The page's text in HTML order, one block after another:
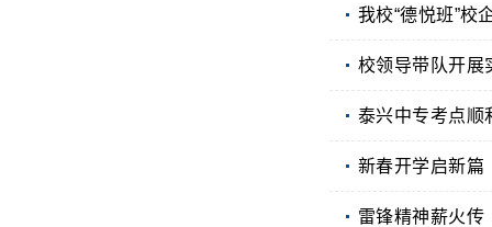
我校“德悦班”校
校领导带队开展
泰兴中专考点顺
新春开学启新
雷锋精神薪火